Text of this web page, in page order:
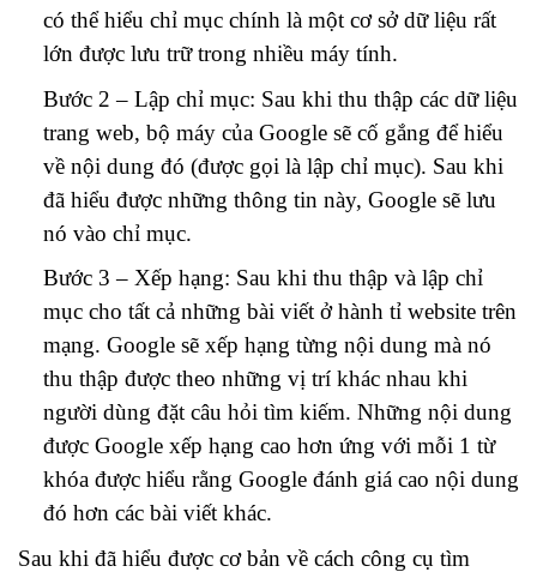
có thể hiểu chỉ mục chính là một cơ sở dữ liệu rất
lớn được lưu trữ trong nhiều máy tính.
Bước 2 – Lập chỉ mục: Sau khi thu thập các dữ liệu
trang web, bộ máy của Google sẽ cố gắng để hiểu
về nội dung đó (được gọi là lập chỉ mục). Sau khi
đã hiểu được những thông tin này, Google sẽ lưu
nó vào chỉ mục.
Bước 3 – Xếp hạng: Sau khi thu thập và lập chỉ
mục cho tất cả những bài viết ở hành tỉ website trên
mạng. Google sẽ xếp hạng từng nội dung mà nó
thu thập được theo những vị trí khác nhau khi
người dùng đặt câu hỏi tìm kiếm. Những nội dung
được Google xếp hạng cao hơn ứng với mỗi 1 từ
khóa được hiểu rằng Google đánh giá cao nội dung
đó hơn các bài viết khác.
Sau khi đã hiểu được cơ bản về cách công cụ tìm